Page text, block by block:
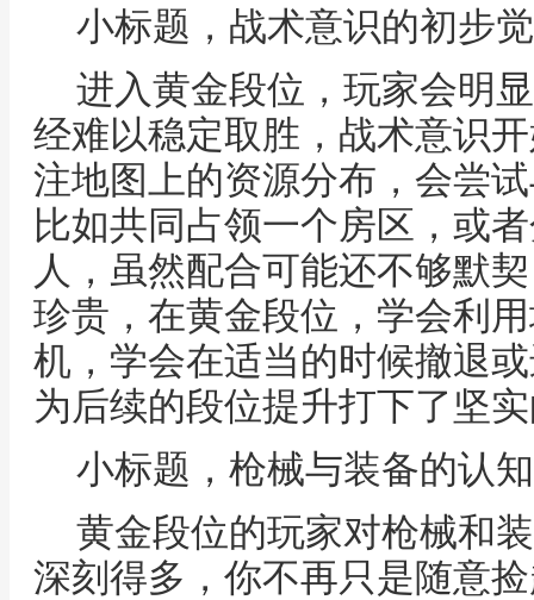
小标题，战术意识的初步
进入黄金段位，玩家会明
经难以稳定取胜，战术意识
注地图上的资源分布，会尝
比如共同占领一个房区，或
人，虽然配合可能还不够默
珍贵，在黄金段位，学会利
机，学会在适当的时候撤退
为后续的段位提升打下了坚
小标题，枪械与装备的认
黄金段位的玩家对枪械和
深刻得多，你不再只是随意